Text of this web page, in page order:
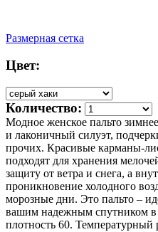
Размерная сетка
Цвет:
Количество:
Модное женское пальто
и лаконичный силуэт,
прочих. Красивые карманы-
подходят для хранения
защиту от ветра и снега, а
проникновение холодного
морозные дни. Это пальто –
вашим надежным спутником в
плотность 60. Температурный